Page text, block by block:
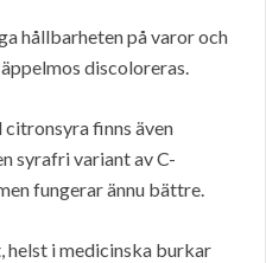
hållbarheten på varor och
discoloreras.
finns även
syrafri variant av C-
fungerar ännu bättre.
i medicinska burkar